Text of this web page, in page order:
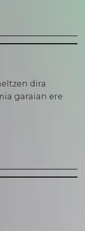
dira
garaian ere